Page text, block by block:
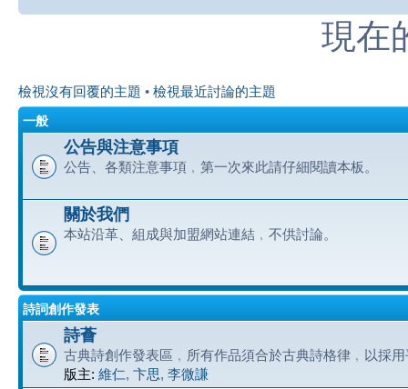
現在
檢視沒有回覆的主題 • 檢視最近討論的主題
一般
公告與注意事項
公告、各類注意事項﹐第一次來此請仔細閱讀本板。
關於我們
本站沿革、組成與加盟網站連結﹐不供討論。
詩詞創作發表
詩薈
古典詩創作發表區﹐所有作品須合於古典詩格律﹐以採
版主: 維仁, 卞思, 李微謙